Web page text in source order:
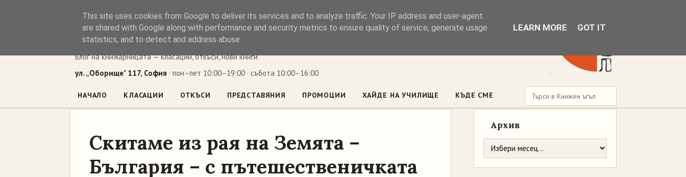
Книжен ъгъл
Блог на книжарницата — класации, откъси, нови книги
ул. „Оборище" 117, София · пон–пет 10:00–19:00 · събота 10:00–16:00
НАЧАЛО КЛАСАЦИИ ОТКЪСИ ПРЕДСТАВЯНИЯ ПРОМОЦИИ ХАЙДЕ НА УЧИЛИЩЕ КЪДЕ СМЕ
Скитаме из рая на Земята –
България – с пътешественичката
Архив
This site uses cookies from Google to deliver its services and to analyze traffic. Your IP address and user-agent
are shared with Google along with performance and security metrics to ensure quality of service, generate usage
statistics, and to detect and address abuse.
LEARN MORE GOT IT